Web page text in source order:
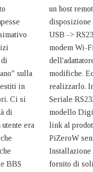
sulla
in
Ci si
di
era
BBS
un host
disposizione
USB ->
modem Wi-
modifiche.
realizzarlo.
Seriale
modello
link al
PiZeroW
fornito di